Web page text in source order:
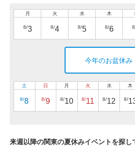
月
8/3
火
8/4
水
8/5
木
8/6
今年のお盆休み
土
8/8
日
8/9
月
8/10
火
8/11
水
8/12
木
8/
来週以降の関東の夏休みイベントを探し